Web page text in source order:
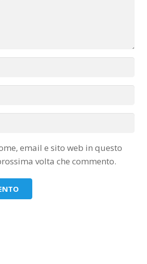
email e sito web in questo
volta che commento.